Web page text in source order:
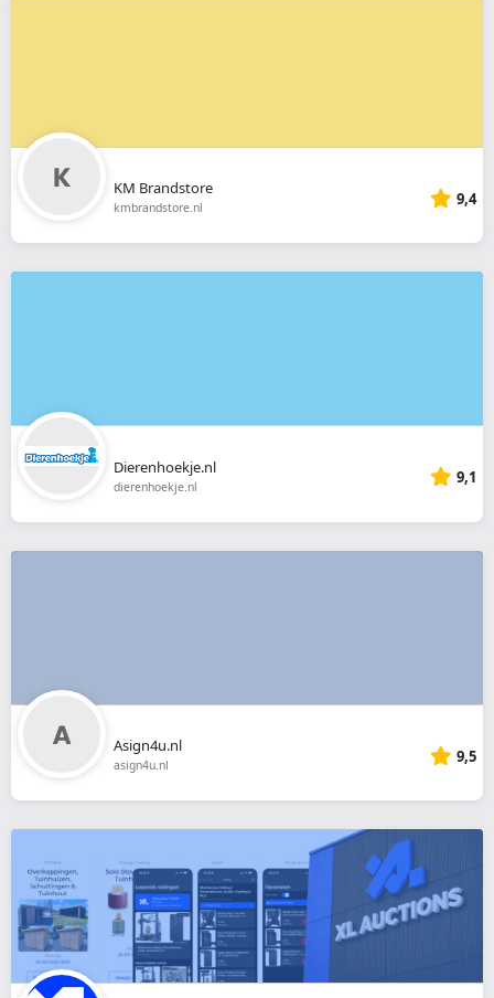
KM Brandstore
kmbrandstore.nl 9,4
Dierenhoekje.nl
dierenhoekje.nl 9,1
Asign4u.nl
asign4u.nl 9,5